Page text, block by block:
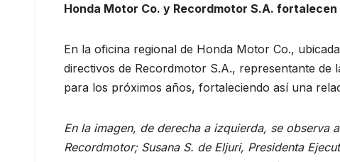
Honda Motor Co. y Recordmotor S.A.
En la oficina regional de Honda Motor Co.,
directivos de Recordmotor S.A., representante
para los próximos años, fortaleciendo así una
En la imagen, de derecha a izquierda, se observa
Recordmotor; Susana S. de Eljuri, Presidenta